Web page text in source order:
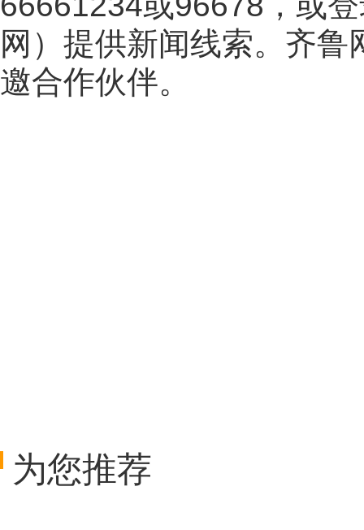
网 ）提供新闻线索。齐鲁
邀合作伙伴。
为您推荐